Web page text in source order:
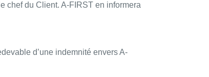
chef du Client. A-FIRST en informera
d’une indemnité envers A-